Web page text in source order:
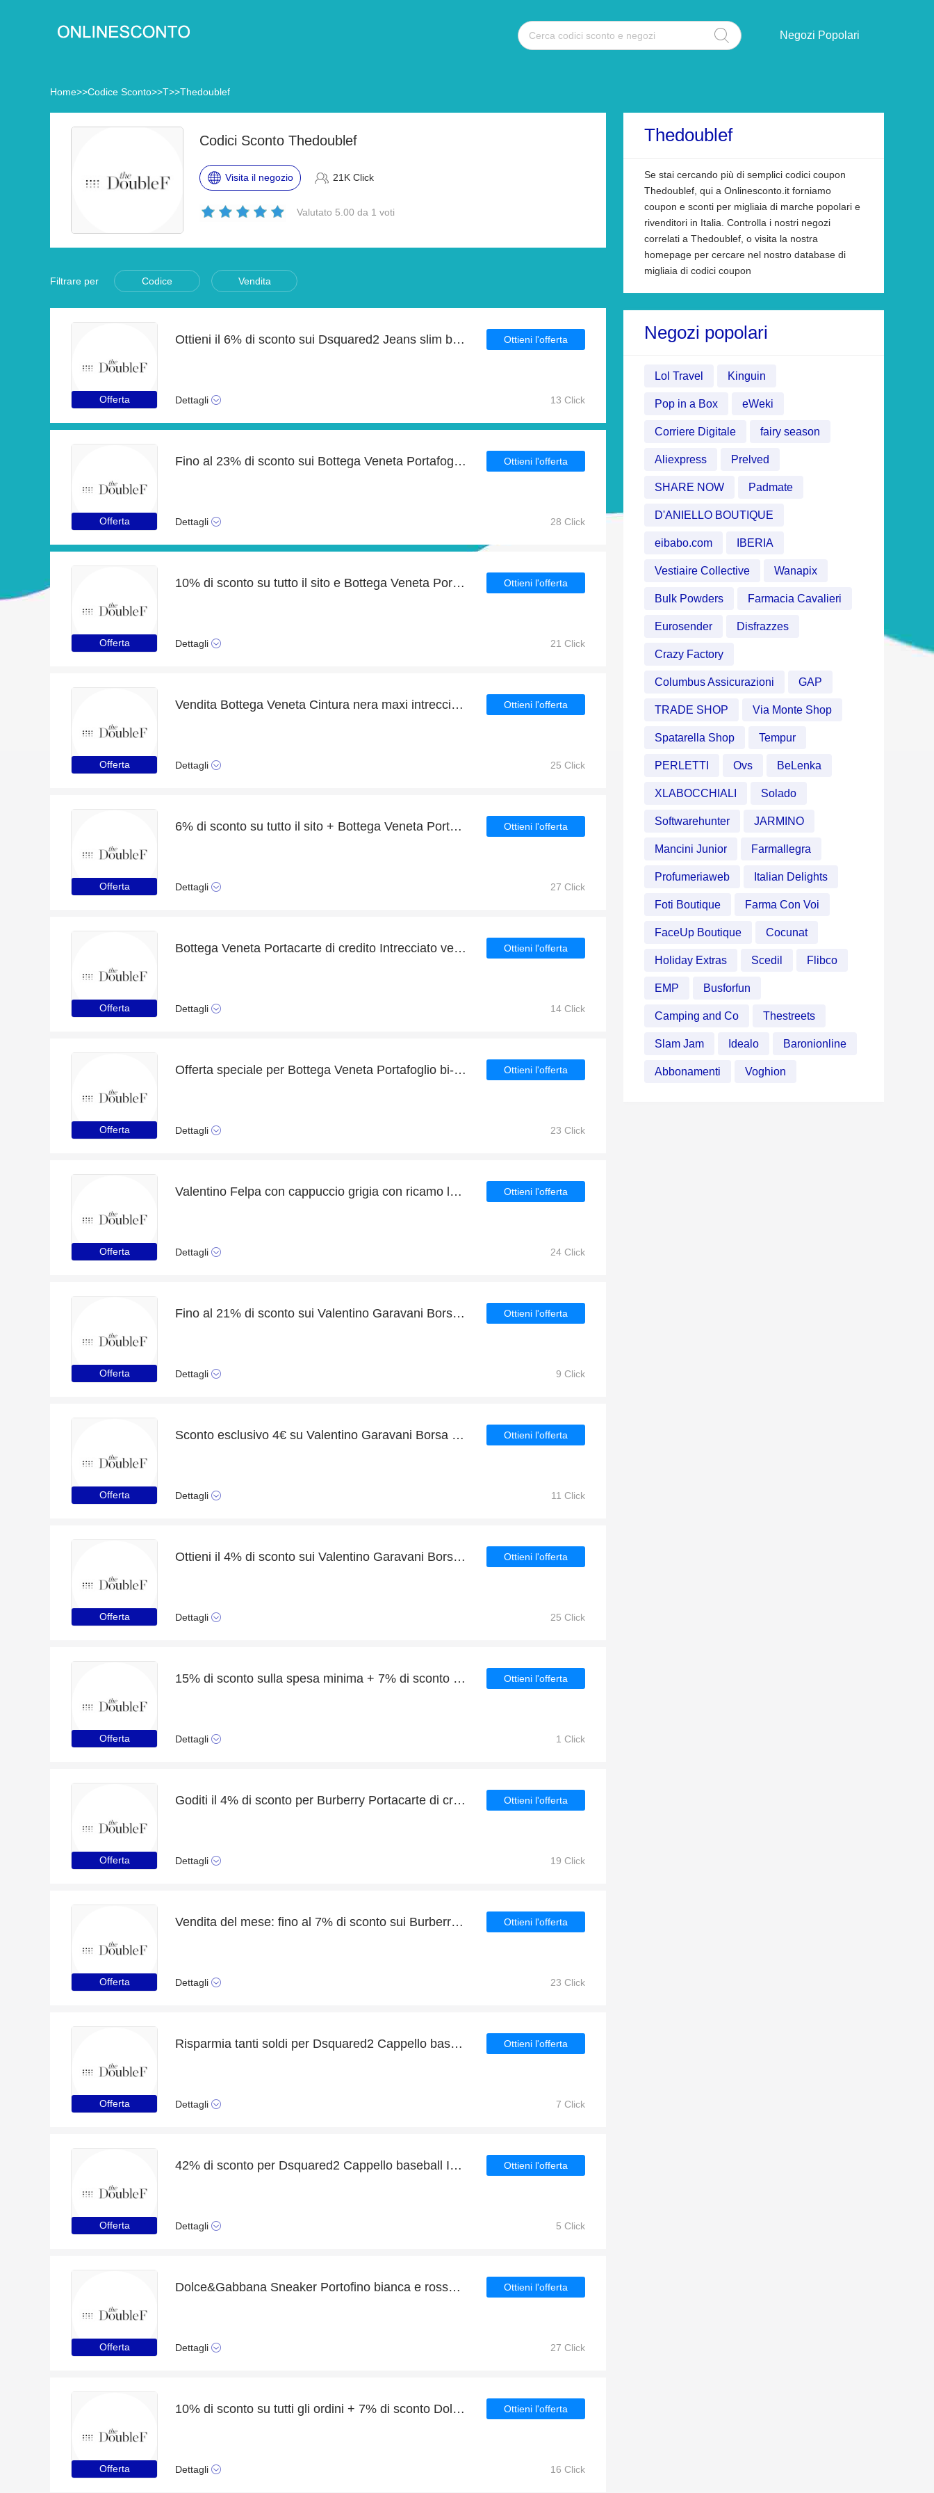
Negozi Popolari
Home>>Codice Sconto>>T>>Thedoublef
Codici Sconto Thedoublef
Visita il negozio 21K Click
Valutato 5.00 da 1 voti
Filtrare per Codice Vendita
Offerta
Ottieni il 6% di sconto sui Dsquared2 Jeans slim blu navy slavato più un ulteriore 6% di sconto sugli articoli in vendita
Dettagli
Ottieni l'offerta
13 Click
Offerta
Fino al 23% di sconto sui Bottega Veneta Portafoglio bi-fold in intrecciato blu scuro per un tempo limitato
Dettagli
Ottieni l'offerta
28 Click
Offerta
10% di sconto su tutto il sito e Bottega Veneta Portafoglio bi-fold intrecciato nero con 9% di sconto
Dettagli
Ottieni l'offerta
21 Click
Offerta
Vendita Bottega Veneta Cintura nera maxi intreccio, finisce presto
Dettagli
Ottieni l'offerta
25 Click
Offerta
6% di sconto su tutto il sito + Bottega Veneta Portacarte di credito Intrecciato nero/verde sconto
Dettagli
Ottieni l'offerta
27 Click
Offerta
Bottega Veneta Portacarte di credito Intrecciato verde/nero: fino al 23% di sconto
Dettagli
Ottieni l'offerta
14 Click
Offerta
Offerta speciale per Bottega Veneta Portafoglio bi-fold intrecciato nero/verde | fino al 34% di sconto
Dettagli
Ottieni l'offerta
23 Click
Offerta
Valentino Felpa con cappuccio grigia con ricamo logo con 4% di sconto
Dettagli
Ottieni l'offerta
24 Click
Offerta
Fino al 21% di sconto sui Valentino Garavani Borsa a tracolla media VLTN nera più il 9% di sconto sulla vendita finale
Dettagli
Ottieni l'offerta
9 Click
Offerta
Sconto esclusivo 4€ su Valentino Garavani Borsa hobo piccola VLTN nera
Dettagli
Ottieni l'offerta
11 Click
Offerta
Ottieni il 4% di sconto sui Valentino Garavani Borsa a tracolla Locò in pelle nera più un ulteriore 6% di sconto sugli articoli in vendita
Dettagli
Ottieni l'offerta
25 Click
Offerta
15% di sconto sulla spesa minima + 7% di sconto sui Valentino Garavani Portafoglio zip around VLTN nero
Dettagli
Ottieni l'offerta
1 Click
Offerta
Goditi il 4% di sconto per Burberry Portacarte di credito con motivo Vintage Check | fine presto
Dettagli
Ottieni l'offerta
19 Click
Offerta
Vendita del mese: fino al 7% di sconto sui Burberry Portafoglio bi-fold con motivo Vintage Check
Dettagli
Ottieni l'offerta
23 Click
Offerta
Risparmia tanti soldi per Dsquared2 Cappello baseball Icon verde scuro con le offerte quotidiane
Dettagli
Ottieni l'offerta
7 Click
Offerta
42% di sconto per Dsquared2 Cappello baseball Icon nero/giallo | fine presto
Dettagli
Ottieni l'offerta
5 Click
Offerta
Dolce&Gabbana Sneaker Portofino bianca e rossa con logo DG in saldo, valido online
Dettagli
Ottieni l'offerta
27 Click
Offerta
10% di sconto su tutti gli ordini + 7% di sconto Dolce&Gabbana Camicia bianca in cotone
Dettagli
Ottieni l'offerta
16 Click
Thedoublef
Se stai cercando più di semplici codici coupon
Thedoublef, qui a Onlinesconto.it forniamo
coupon e sconti per migliaia di marche popolari e
rivenditori in Italia. Controlla i nostri negozi
correlati a Thedoublef, o visita la nostra
homepage per cercare nel nostro database di
migliaia di codici coupon
Negozi popolari
Lol Travel Kinguin
Pop in a Box eWeki
Corriere Digitale fairy season
Aliexpress Prelved
SHARE NOW Padmate
D'ANIELLO BOUTIQUE
eibabo.com IBERIA
Vestiaire Collective Wanapix
Bulk Powders Farmacia Cavalieri
Eurosender Disfrazzes
Crazy Factory
Columbus Assicurazioni GAP
TRADE SHOP Via Monte Shop
Spatarella Shop Tempur
PERLETTI Ovs BeLenka
XLABOCCHIALI Solado
Softwarehunter JARMINO
Mancini Junior Farmallegra
Profumeriaweb Italian Delights
Foti Boutique Farma Con Voi
FaceUp Boutique Cocunat
Holiday Extras Scedil Flibco
EMP Busforfun
Camping and Co Thestreets
Slam Jam Idealo Baronionline
Abbonamenti Voghion